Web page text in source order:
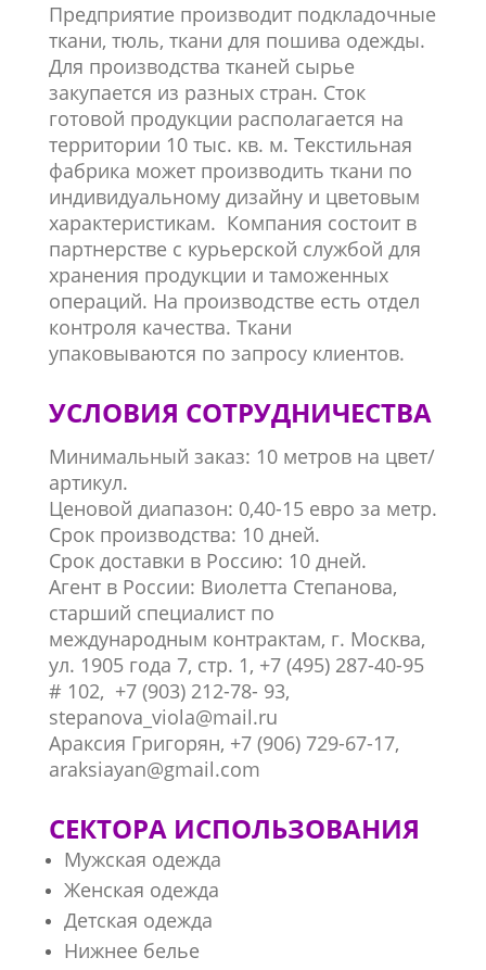
Предприятие производит подкладочные
ткани, тюль, ткани для пошива одежды.
Для производства тканей сырье
закупается из разных стран. Сток
готовой продукции располагается на
территории 10 тыс. кв. м. Текстильная
фабрика может производить ткани по
индивидуальному дизайну и цветовым
характеристикам. Компания состоит в
партнерстве с курьерской службой для
хранения продукции и таможенных
операций. На производстве есть отдел
контроля качества. Ткани
упаковываются по запросу клиентов.
УСЛОВИЯ СОТРУДНИЧЕСТВА
Минимальный заказ: 10 метров на цвет/
артикул.
Ценовой диапазон: 0,40-15 евро за метр.
Срок производства: 10 дней.
Срок доставки в Россию: 10 дней.
Агент в России: Виолетта Степанова,
старший специалист по
международным контрактам, г. Москва,
ул. 1905 года 7, стр. 1, +7 (495) 287-40-95
# 102, +7 (903) 212-78- 93,
stepanova_viola@mail.ru
Араксия Григорян, +7 (906) 729-67-17,
araksiayan@gmail.com
СЕКТОРА ИСПОЛЬЗОВАНИЯ
Мужская одежда
Женская одежда
Детская одежда
Нижнее белье